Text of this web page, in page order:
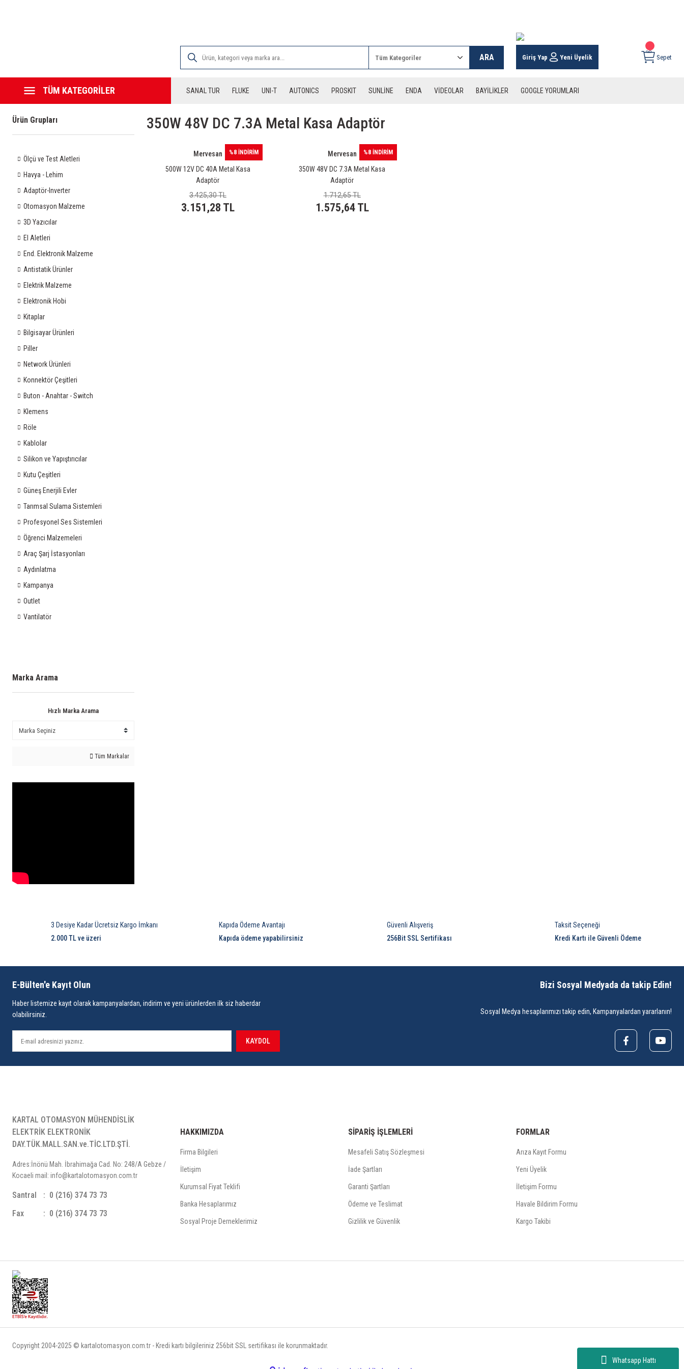
Whatsapp Hattı
ARA Giriş Yap Yeni Üyelik Sepet
TÜM KATEGORİLER SANAL TUR FLUKE UNI-T AUTONICS PROSKIT SUNLİNE ENDA VİDEOLAR BAYİLİKLER GOOGLE YORUMLARI
Ürün Grupları
Ölçü ve Test Aletleri
Havya - Lehim
Adaptör-Inverter
Otomasyon Malzeme
3D Yazıcılar
El Aletleri
End. Elektronik Malzeme
Antistatik Ürünler
Elektrik Malzeme
Elektronik Hobi
Kitaplar
Bilgisayar Ürünleri
Piller
Network Ürünleri
Konnektör Çeşitleri
Buton - Anahtar - Switch
Klemens
Röle
Kablolar
Silikon ve Yapıştırıcılar
Kutu Çeşitleri
Güneş Enerjili Evler
Tarımsal Sulama Sistemleri
Profesyonel Ses Sistemleri
Öğrenci Malzemeleri
Araç Şarj İstasyonları
Aydınlatma
Kampanya
Outlet
Vantilatör
Marka Arama
Hızlı Marka Arama
Tüm Markalar
350W 48V DC 7.3A Metal Kasa Adaptör
%8 İNDİRİM
Mervesan
500W 12V DC 40A Metal Kasa
Adaptör
3.425,30 TL
3.151,28 TL
%8 İNDİRİM
Mervesan
350W 48V DC 7.3A Metal Kasa
Adaptör
1.712,65 TL
1.575,64 TL
3 Desiye Kadar Ücretsiz Kargo İmkanı
2.000 TL ve üzeri
Kapıda Ödeme Avantajı
Kapıda ödeme yapabilirsiniz
Güvenli Alışveriş
256Bit SSL Sertifikası
Taksit Seçeneği
Kredi Kartı ile Güvenli Ödeme
E-Bülten'e Kayıt Olun
Haber listemize kayıt olarak kampanyalardan, indirim ve yeni ürünlerden ilk siz haberdar
olabilirsiniz.
KAYDOL
Bizi Sosyal Medyada da takip Edin!
Sosyal Medya hesaplarımızı takip edin, Kampanyalardan yararlanın!
KARTAL OTOMASYON MÜHENDİSLİK
ELEKTRİK ELEKTRONİK
DAY.TÜK.MALL.SAN.ve.TİC.LTD.ŞTİ.
Adres:İnönü Mah. İbrahimağa Cad. No: 248/A Gebze /
Kocaeli mail: info@kartalotomasyon.com.tr
Santral
0 (216) 374 73 73
Fax
0 (216) 374 73 73
HAKKIMIZDA
Firma Bilgileri
İletişim
Kurumsal Fiyat Teklifi
Banka Hesaplarımız
Sosyal Proje Derneklerimiz
SİPARİŞ İŞLEMLERİ
Mesafeli Satış Sözleşmesi
İade Şartları
Garanti Şartları
Ödeme ve Teslimat
Gizlilik ve Güvenlik
FORMLAR
Arıza Kayıt Formu
Yeni Üyelik
İletişim Formu
Havale Bildirim Formu
Kargo Takibi
Copyright 2004-2025 © kartalotomasyon.com.tr - Kredi kartı bilgileriniz 256bit SSL sertifikası ile korunmaktadır.